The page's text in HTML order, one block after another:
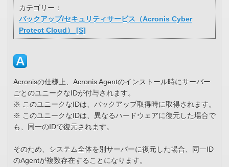
カテゴリー：
バックアップ/セキュリティサービス（Acronis Cyber
Protect Cloud） [S]
Acronisの仕様上、Acronis Agentのインストール時にサーバー
ごとのユニークなIDが付与されます。
※ このユニークなIDは、バックアップ取得時に取得されます。
※ このユニークなIDは、異なるハードウェアに復元した場合で
も、同一のIDで復元されます。
そのため、システム全体を別サーバーに復元した場合、同一ID
のAgentが複数存在することになります。